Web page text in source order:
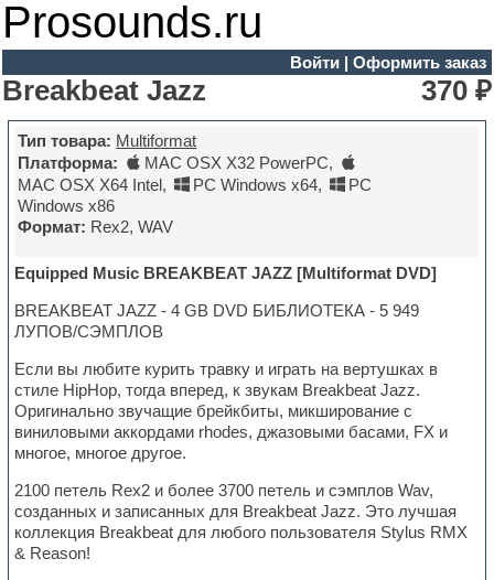
Prosounds.ru
Войти| Оформить заказ
Breakbeat Jazz 370 ₽
Тип товара: Multiformat
Платформа:
MAC OSX X32 PowerPC,
MAC OSX X64 Intel, PC Windows x64,
PC
Windows x86
Формат: Rex2, WAV
Equipped Music BREAKBEAT JAZZ [Multiformat DVD]
BREAKBEAT JAZZ - 4 GB DVD БИБЛИОТЕКА - 5 949
ЛУПОВ/СЭМПЛОВ
Если вы любите курить травку и играть на вертушках в
стиле HipHop, тогда вперед, к звукам Breakbeat Jazz.
Оригинально звучащие брейкбиты, микширование с
виниловыми аккордами rhodes, джазовыми басами, FX и
многое, многое другое.
2100 петель Rex2 и более 3700 петель и сэмплов Wav,
созданных и записанных для Breakbeat Jazz. Это лучшая
коллекция Breakbeat для любого пользователя Stylus RMX
& Reason!